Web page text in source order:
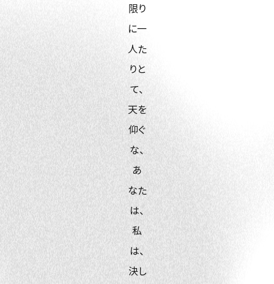
限り
に一
人た
りと
て、
天を
仰ぐ
な、
あ
なた
は、
私
は、
決し